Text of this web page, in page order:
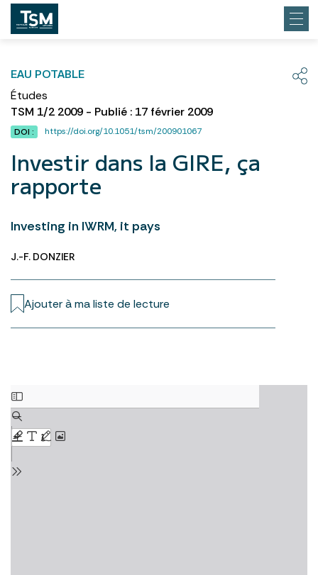
EAU POTABLE
Études
TSM 1/2 2009 - Publié : 17 février 2009
DOI : https://doi.org/10.1051/tsm/200901067
Investir dans la GIRE, ça
rapporte
Investing in IWRM, it pays
J.-F. DONZIER
Ajouter à ma liste de lecture